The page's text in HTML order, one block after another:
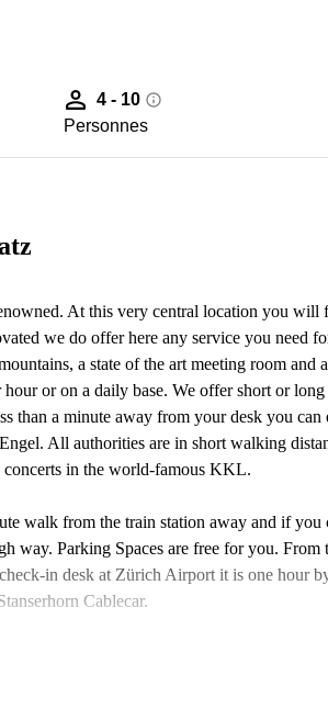
4 - 10
Personnes
At this very central location you
we do offer here any service you need
a state of the art meeting room and
hour or on a daily base. We offer short or
than a minute away from your desk you
All authorities are in short walking
in the world-famous KKL.
walk from the train station away and if
way. Parking Spaces are free for you.
in desk at Zürich Airport it is one hour
Cablecar.